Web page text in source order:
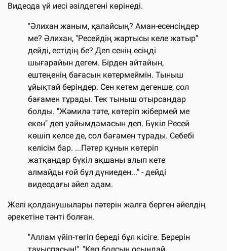
Видеода үй иесі әзілдегені көрінеді.
"Әлихан жаным, қалайсың? Аман-есенсіңдер
ме? Әлихан, "Ресейдің жартысы келе жатыр"
дейді, естідің бе? Деп сенің есіңді
шығарайын дегем. Бірден айтайын,
ештеңенің бағасын көтермеймін. Тыныш
ұйықтай беріңдер. Сен кетем дегенше, сол
бағамен тұрады. Тек тыныш отырсаңдар
болды. "Жәмилә тәте, көтеріп жібермей ме
екен" деп уайымдамасын деп. Бүкіл Ресей
көшіп келсе де, сол бағамен тұрады. Себебі
келісім бар. ...Пәтер құнын көтеріп
жатқандар бүкіл ақшаны алып кете
алмайды ғой бұл дүниеден..." - дейді
видеодағы әйел адам.
Желі қолданушылары пәтерін жалға берген әйелдің
әрекетіне тәнті болған.
"Аллам үйіп-төгіп береді бұл кісіге. Берерін
тауыспасын!", "Көп болсын осындай